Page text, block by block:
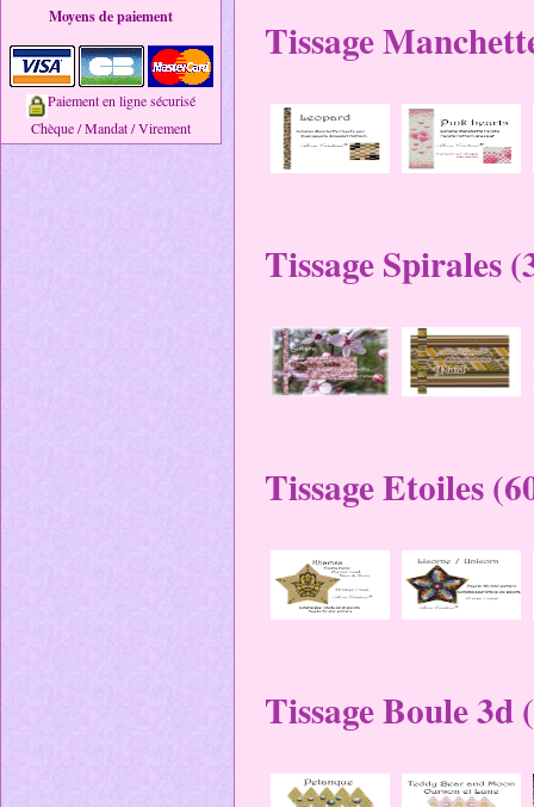
Moyens de paiement
Paiement en ligne sécurisé
Chèque / Mandat / Virement
Tissage
Tissage Spirales
Tissage Etoiles
Tissage Boule 3d